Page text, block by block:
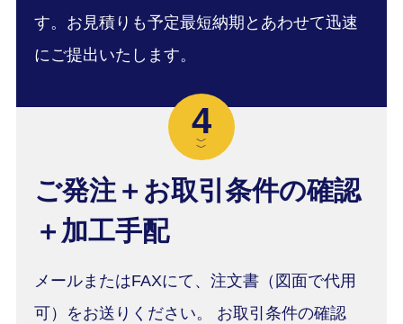
す。お見積りも予定最短納期とあわせて迅速
にご提出いたします。
4
﹀
﹀
ご発注＋お取引条件の確認
＋加工手配
メールまたはFAXにて、注文書（図面で代用
可）をお送りください。 お取引条件の確認